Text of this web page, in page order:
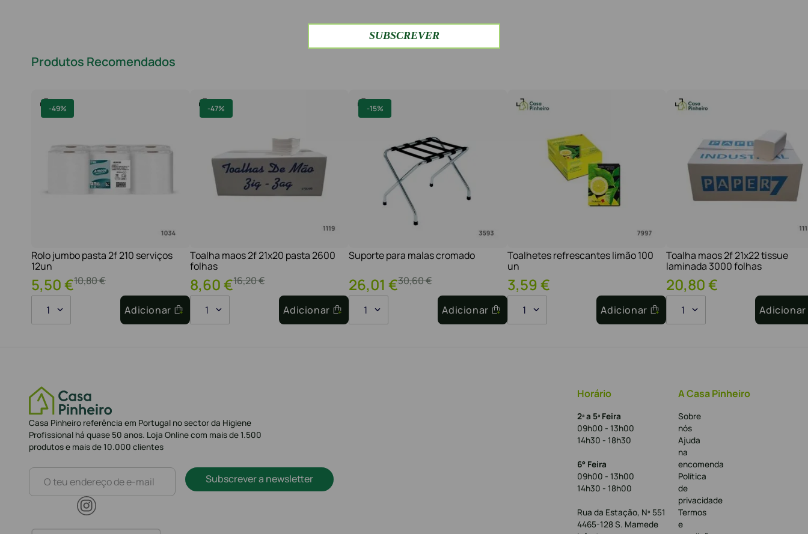
Produtos Recomendados
-49%
Rolo jumbo pasta 2f 210 serviços
12un
10,80€
5,50€
1 Adicionar
-47%
Toalha maos 2f 21x20 pasta 2600
folhas
16,20€
8,60€
1 Adicionar
-15%
Suporte para malas cromado
30,60€
26,01 €
1 Adicionar
Toalhetes refrescantes limão 100
un
3,59€
1 Adicionar
Toalha maos 2f 21x22 tissue
laminada 3000 folhas
20,80€
1 Adicionar
Casa Pinheiro referência em Portugal no sector da Higiene
Profissional há quase 50 anos. Loja Online com mais de 1.500
produtos e mais de 10.000 clientes
Subscrever a newsletter
Horário
2ª a 5ª Feira
09h00 - 13h00
14h30 - 18h30
6° Feira
09h00 - 13h00
14h30 - 18h00
Rua da Estação, Nº 551
4465-128 S. Mamede
A Casa Pinheiro
Sobre
nós
Ajuda
na
encomenda
Política
de
privacidade
Termos
e